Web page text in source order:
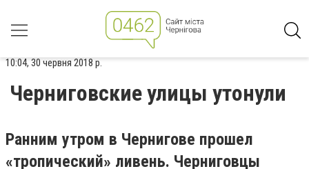
10:04, 30 червня 2018 р.
Черниговские улицы утонули
Ранним утром в Чернигове прошел
«тропический» ливень. Черниговцы